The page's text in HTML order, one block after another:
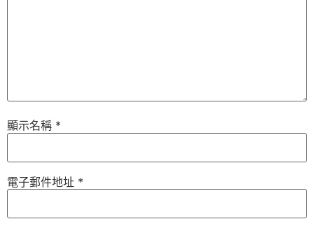
顯示名稱 *
電子郵件地址 *